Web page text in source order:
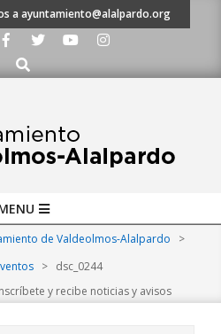
a ayuntamiento@alalpardo.org
Buscar
de Valdeolmos-Alalpardo
>
> dsc_0244
y recibe noticias y avisos